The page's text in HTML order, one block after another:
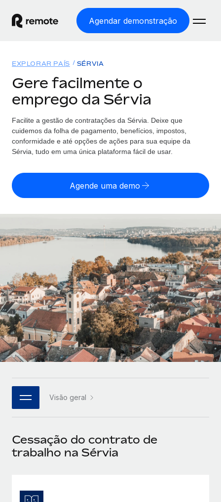
Agendar demonstração
EMPREGO GLOBAL
Processamento Salarial
Processamento salarial fácil e em conformidade
Employer of Record
entidades
Perguntar a um especialista
Obtenha apoio especializado em RH e
conformidade globais
Soluções
COBERTURA GLOBAL
Explorador de países
Encontra apoio para emprego global por país
Comparar a Remote
Veja como nos comparamos com os outros
Parceiros tecnológicos estratégicos
Integre os RH globais na sua plataforma de forma
CASE STUDIES
Preçário
English
Français
Español
Italiano
Português (Portugal)
日本語
한국어
中文（简体）
Início de sessão
EXPLORAR PAÍS SÉRVIA
Gere facilmente o
emprego da Sérvia
Facilite a gestão de contratações da Sérvia. Deixe que
cuidemos da folha de pagamento, benefícios, impostos,
conformidade e até opções de ações para sua equipe da
Sérvia, tudo em uma única plataforma fácil de usar.
Agende uma demo
Visão geral
Cessação do contrato de
trabalho na Sérvia